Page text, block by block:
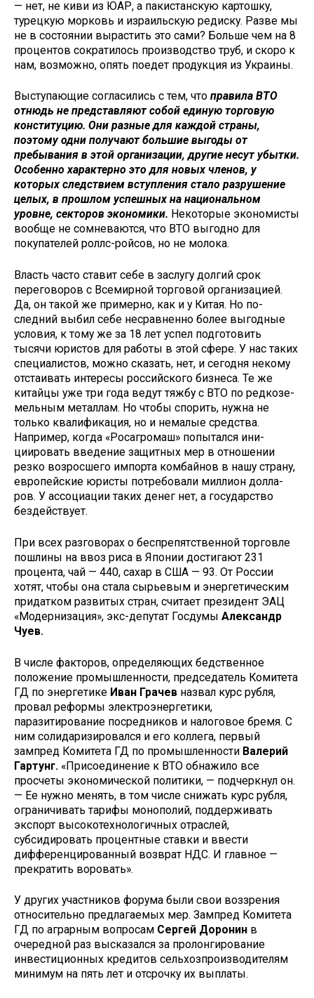
— нет, не киви из ЮАР, а пакистанскую картошку,
турецкую морковь и израильскую редиску. Раз­ве мы
не в состоянии вырастить это сами? Больше чем на 8
процентов со­кратилось производство труб, и скоро к
нам, возможно, опять поедет продук­ция из Украины.
Выступающие согласились с тем, что правила ВТО
отнюдь не представ­ляют собой единую торговую
консти­туцию. Они разные для каждой стра­ны,
поэтому одни получают большие выгоды от
пребывания в этой орга­низации, другие несут убытки.
Осо­бенно характерно это для новых чле­нов, у
которых следствием вступления стало разрушение
целых, в прошлом успешных на национальном
уровне, секторов экономики. Некоторые эко­номисты
вообще не сомневаются, что ВТО выгодно для
покупателей роллс-ройсов, но не молока.
Власть часто ставит себе в заслугу долгий срок
переговоров с Всемирной торговой организацией.
Да, он такой же примерно, как и у Китая. Но по­
следний выбил себе несравненно более выгодные
условия, к тому же за 18 лет успел подготовить
тысячи юристов для работы в этой сфере. У нас таких
спе­циалистов, можно сказать, нет, и сегод­ня некому
отстаивать интересы рос­сийского бизнеса. Те же
китайцы уже три года ведут тяжбу с ВТО по редкозе­
мельным металлам. Но чтобы спорить, нужна не
только квалификация, но и немалые средства.
Например, когда «Росагромаш» попытался ини­
циировать введение защитных мер в отношении
резко возросшего импорта комбайнов в нашу страну,
европейские юристы потребовали миллион долла­
ров. У ассоциации таких денег нет, а государство
бездействует.
При всех разговорах о беспрепят­ственной торговле
пошлины на ввоз риса в Японии достигают 231
процен­та, чай — 440, сахар в США — 93. От России
хотят, чтобы она стала сырье­вым и энергетическим
придатком раз­витых стран, считает президент ЭАЦ
«Модернизация», экс-депутат Госду­мы Александр
Чуев.
В числе факторов, определяющих бедственное
положение промышлен­ности, председатель Комитета
ГД по энергетике Иван Грачев назвал курс рубля,
провал реформы электроэнер­гетики,
паразитирование посредни­ков и налоговое бремя. С
ним соли­даризировался и его коллега, первый
зампред Комитета ГД по промышленности Валерий
Гартунг. «Присоеди­нение к ВТО обнажило все
просчеты экономической политики, — подчер­кнул он.
— Ее нужно менять, в том числе снижать курс рубля,
ограничи­вать тарифы монополий, поддержи­вать
экспорт высокотехнологичных отраслей,
субсидировать процентные ставки и ввести
дифференцирован­ный возврат НДС. И главное —
пре­кратить воровать».
У других участников форума были свои воззрения
относительно предла­гаемых мер. Зампред Комитета
ГД по аграрным вопросам Сергей Доронин в
очередной раз высказался за пролон­гирование
инвестиционных кредитов сельхозпроизводителям
минимум на пять лет и отсрочку их выплаты.